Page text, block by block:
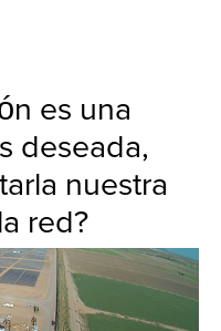
es una
deseada,
nuestra
red?